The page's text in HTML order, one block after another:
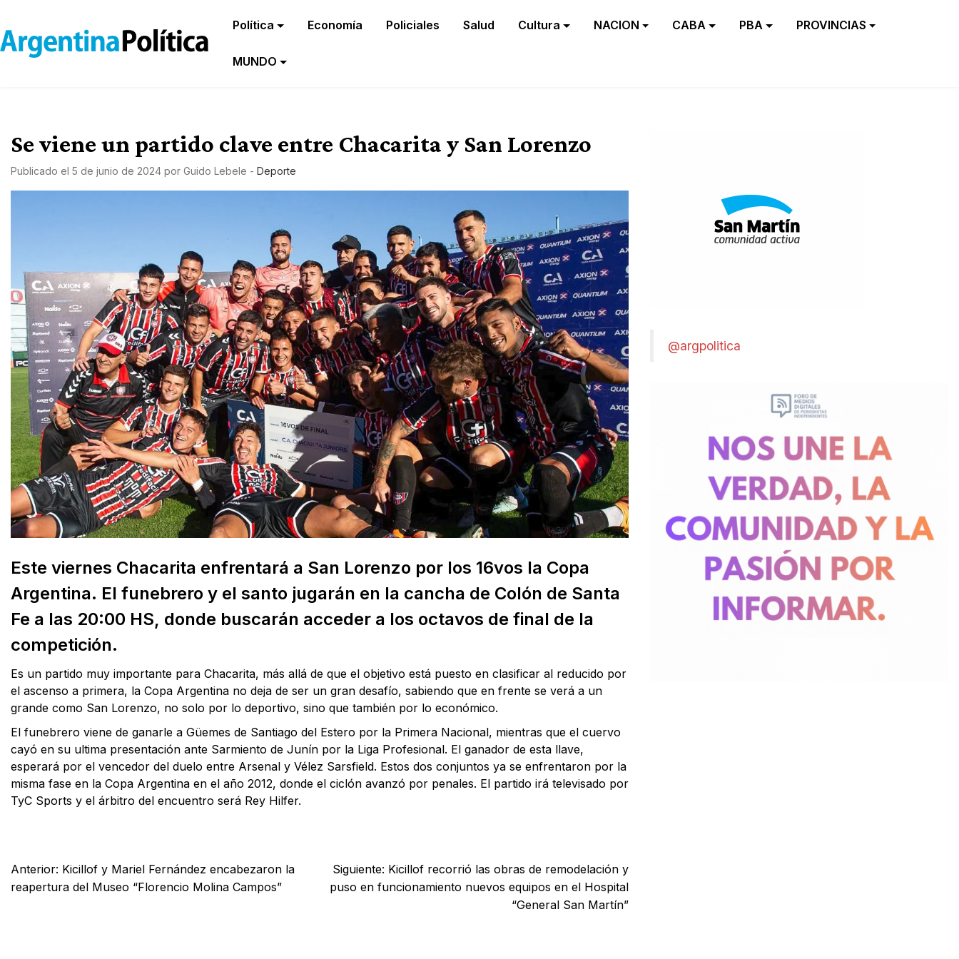
Política Economía Policiales Salud Cultura NACION CABA PBA PROVINCIAS
MUNDO
Se viene un partido clave entre Chacarita y San Lorenzo
Publicado el 5 de junio de 2024 por Guido Lebele - Deporte
Este viernes Chacarita enfrentará a San Lorenzo por los 16vos la Copa
Argentina. El funebrero y el santo jugarán en la cancha de Colón de Santa
Fe a las 20:00 HS, donde buscarán acceder a los octavos de final de la
competición.
Es un partido muy importante para Chacarita, más allá de que el objetivo está puesto en clasificar al reducido por
el ascenso a primera, la Copa Argentina no deja de ser un gran desafío, sabiendo que en frente se verá a un
grande como San Lorenzo, no solo por lo deportivo, sino que también por lo económico.
El funebrero viene de ganarle a Güemes de Santiago del Estero por la Primera Nacional, mientras que el cuervo
cayó en su ultima presentación ante Sarmiento de Junín por la Liga Profesional. El ganador de esta llave,
esperará por el vencedor del duelo entre Arsenal y Vélez Sarsfield. Estos dos conjuntos ya se enfrentaron por la
misma fase en la Copa Argentina en el año 2012, donde el ciclón avanzó por penales. El partido irá televisado por
TyC Sports y el árbitro del encuentro será Rey Hilfer.
Anterior: Kicillof y Mariel Fernández encabezaron la
reapertura del Museo “Florencio Molina Campos”
Siguiente: Kicillof recorrió las obras de remodelación y
puso en funcionamiento nuevos equipos en el Hospital
“General San Martín”
@argpolitica